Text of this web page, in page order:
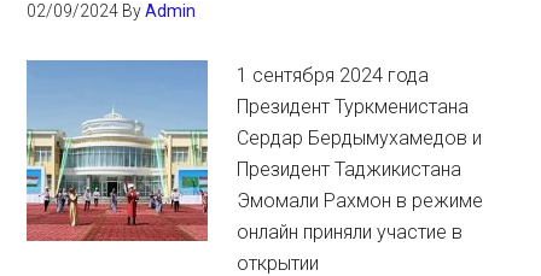
02/09/2024 ByAdmin
1 сентября 2024 года
Президент Туркменистана
Сердар Бердымухамедов и
Президент Таджикистана
Эмомали Рахмон в режиме
онлайн приняли участие в
открытии